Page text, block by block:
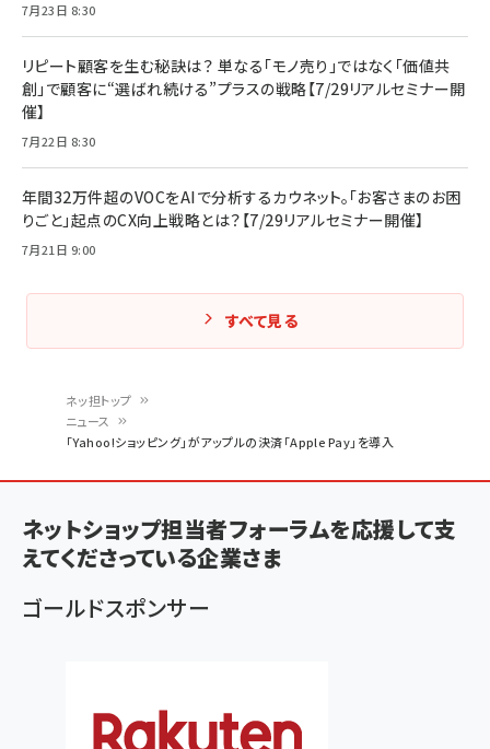
ン
く
ず
ネッ担トップ
ニュース
「Yahoo!ショッピング」がアップルの決済「Apple Pay」を導入
7月23日 8:30
リピート顧客を生む秘訣は？ 単なる「モノ売り」ではなく「価値共
創」で顧客に“選ばれ続ける”プラスの戦略【7/29リアルセミナー開
催】
7月22日 8:30
年間32万件超のVOCをAIで分析するカウネット。「お客さまのお困
りごと」起点のCX向上戦略とは？【7/29リアルセミナー開催】
7月21日 9:00
すべて見る
ネットショップ担当者フォーラムを応援して支
えてくださっている企業さま
ゴールドスポンサー